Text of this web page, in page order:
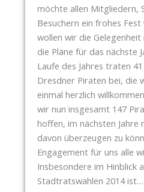
N
G
Z
U
R
U
N
T
E
R
S
T
Ü
möchte allen Mitgliedern,
Besuchern ein frohes Fest
wollen wir die
die Pläne für das nächste
Laufe des Jahres traten
Dresdner Piraten bei, die
einmal herzlich
wir nun insgesamt 147
hoffen, im nächsten Jahre
davon überzeugen zu
Engagement für uns alle
Insbesondere im Hinblick
Stadtratswahlen 2014 ist…